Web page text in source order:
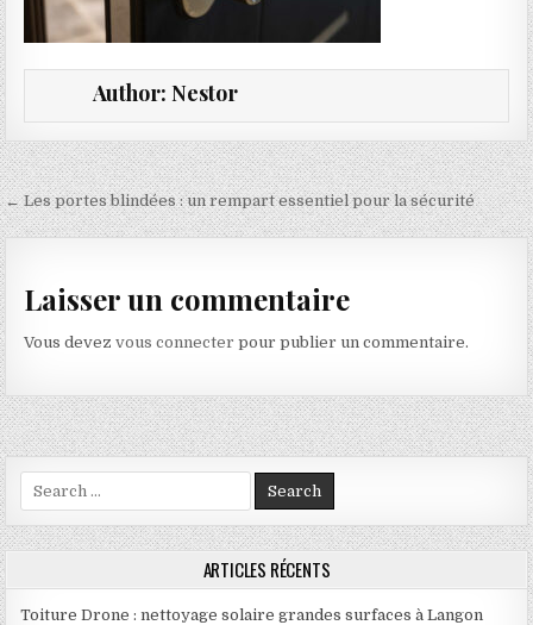
Author: Nestor
Navigation de l’article
← Les portes blindées : un rempart essentiel pour la sécurité
Laisser un commentaire
Vous devezvous connecter pour publier un commentaire.
Search for:
ARTICLES RÉCENTS
Toiture Drone : nettoyage solaire grandes surfaces à Langon